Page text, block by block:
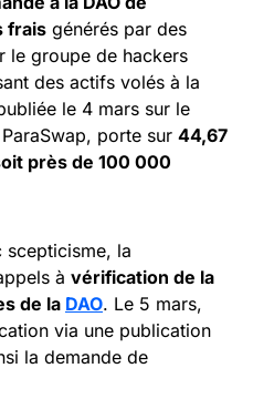
frais générés par des
le groupe de hackers
des actifs volés à la
le 4 mars sur le
porte sur 44,67
près de 100 000
scepticisme, la
à vérification de la
de la DAO. Le 5 mars,
via une publication
la demande de